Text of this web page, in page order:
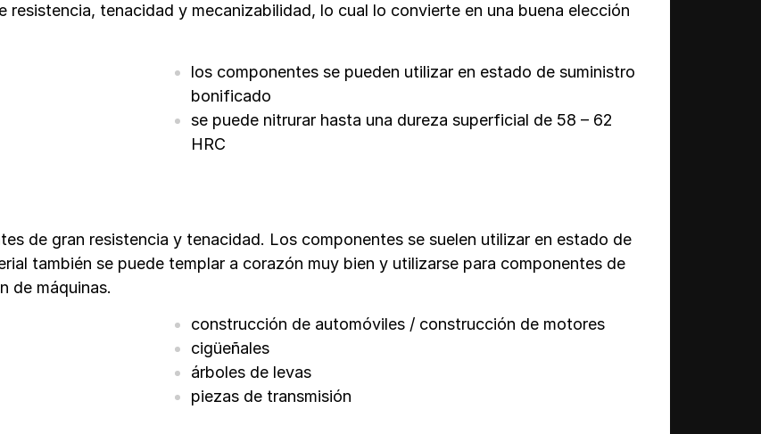
resistencia, tenacidad y mecanizabilidad, lo cual lo convierte en una buena elección
los componentes se pueden utilizar en estado de suministro
bonificado
se puede nitrurar hasta una dureza superficial de 58 – 62
HRC
de gran resistencia y tenacidad. Los componentes se suelen utilizar en estado de
también se puede templar a corazón muy bien y utilizarse para componentes de
de máquinas.
construcción de automóviles / construcción de motores
cigüeñales
árboles de levas
piezas de transmisión